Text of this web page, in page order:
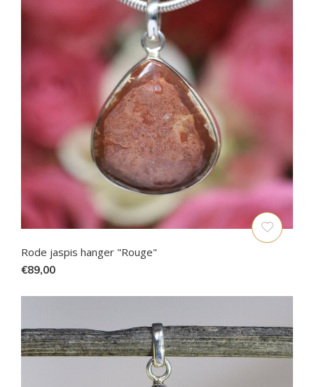
Rode jaspis hanger "Rouge"
€89,00